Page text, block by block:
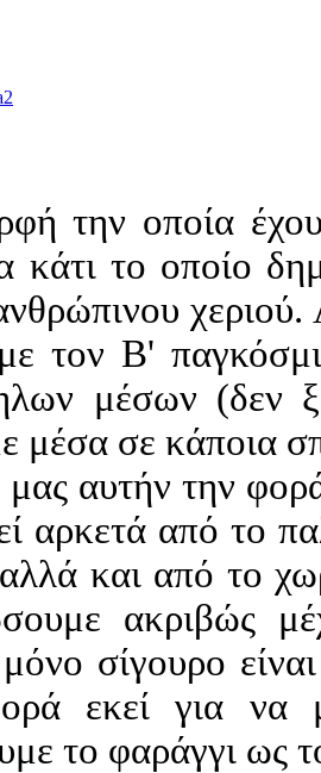
την οποία
κάτι το οποίο
με τον Β'
μέσων (δεν
μέσα σε κάποια
αυτήν την
αρκετά από το
και από το
ακριβώς
σίγουρο
εκεί για να
το φαράγγι ως